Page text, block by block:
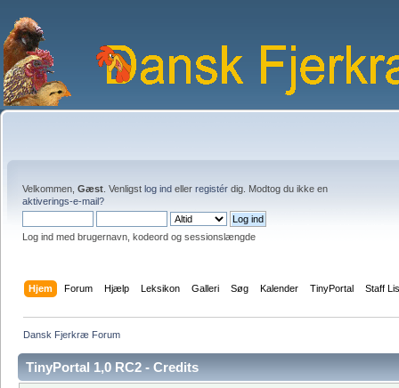
Velkommen, Gæst . Venligst log ind eller registér dig. Modtog du ikke en
aktiverings-e-mail?
Log ind med brugernavn, kodeord og sessionslængde
Hjem Forum Hjælp Leksikon Galleri Søg Kalender TinyPortal Staff
Dansk Fjerkræ Forum
TinyPortal 1,0 RC2 - Credits